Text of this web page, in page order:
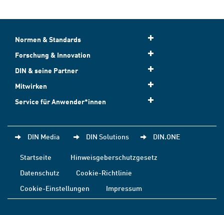
Normen & Standards
Forschung & Innovation
DIN & seine Partner
Mitwirken
Service für Anwender*innen
DIN Media DIN Solutions DIN.ONE
Startseite
Hinweisgeberschutzgesetz
Datenschutz
Cookie-Richtlinie
Cookie-Einstellungen
Impressum